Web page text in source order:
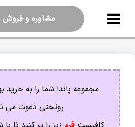
مشاوره و فروش
مجموعه پاندا شما را به خرید
روتختی دعوت می